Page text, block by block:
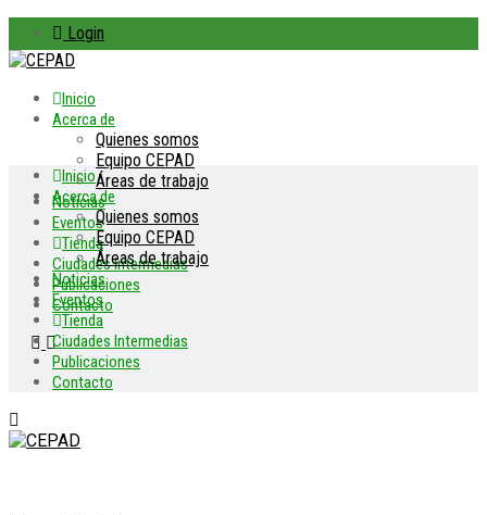
Login
Inicio
Acerca de
Quienes somos
Equipo CEPAD
Áreas de trabajo
Noticias
Eventos
Tienda
Ciudades Intermedias
Publicaciones
Contacto
Inicio
Acerca de
Quienes somos
Equipo CEPAD
Áreas de trabajo
Noticias
Eventos
Tienda
Ciudades Intermedias
Publicaciones
Contacto